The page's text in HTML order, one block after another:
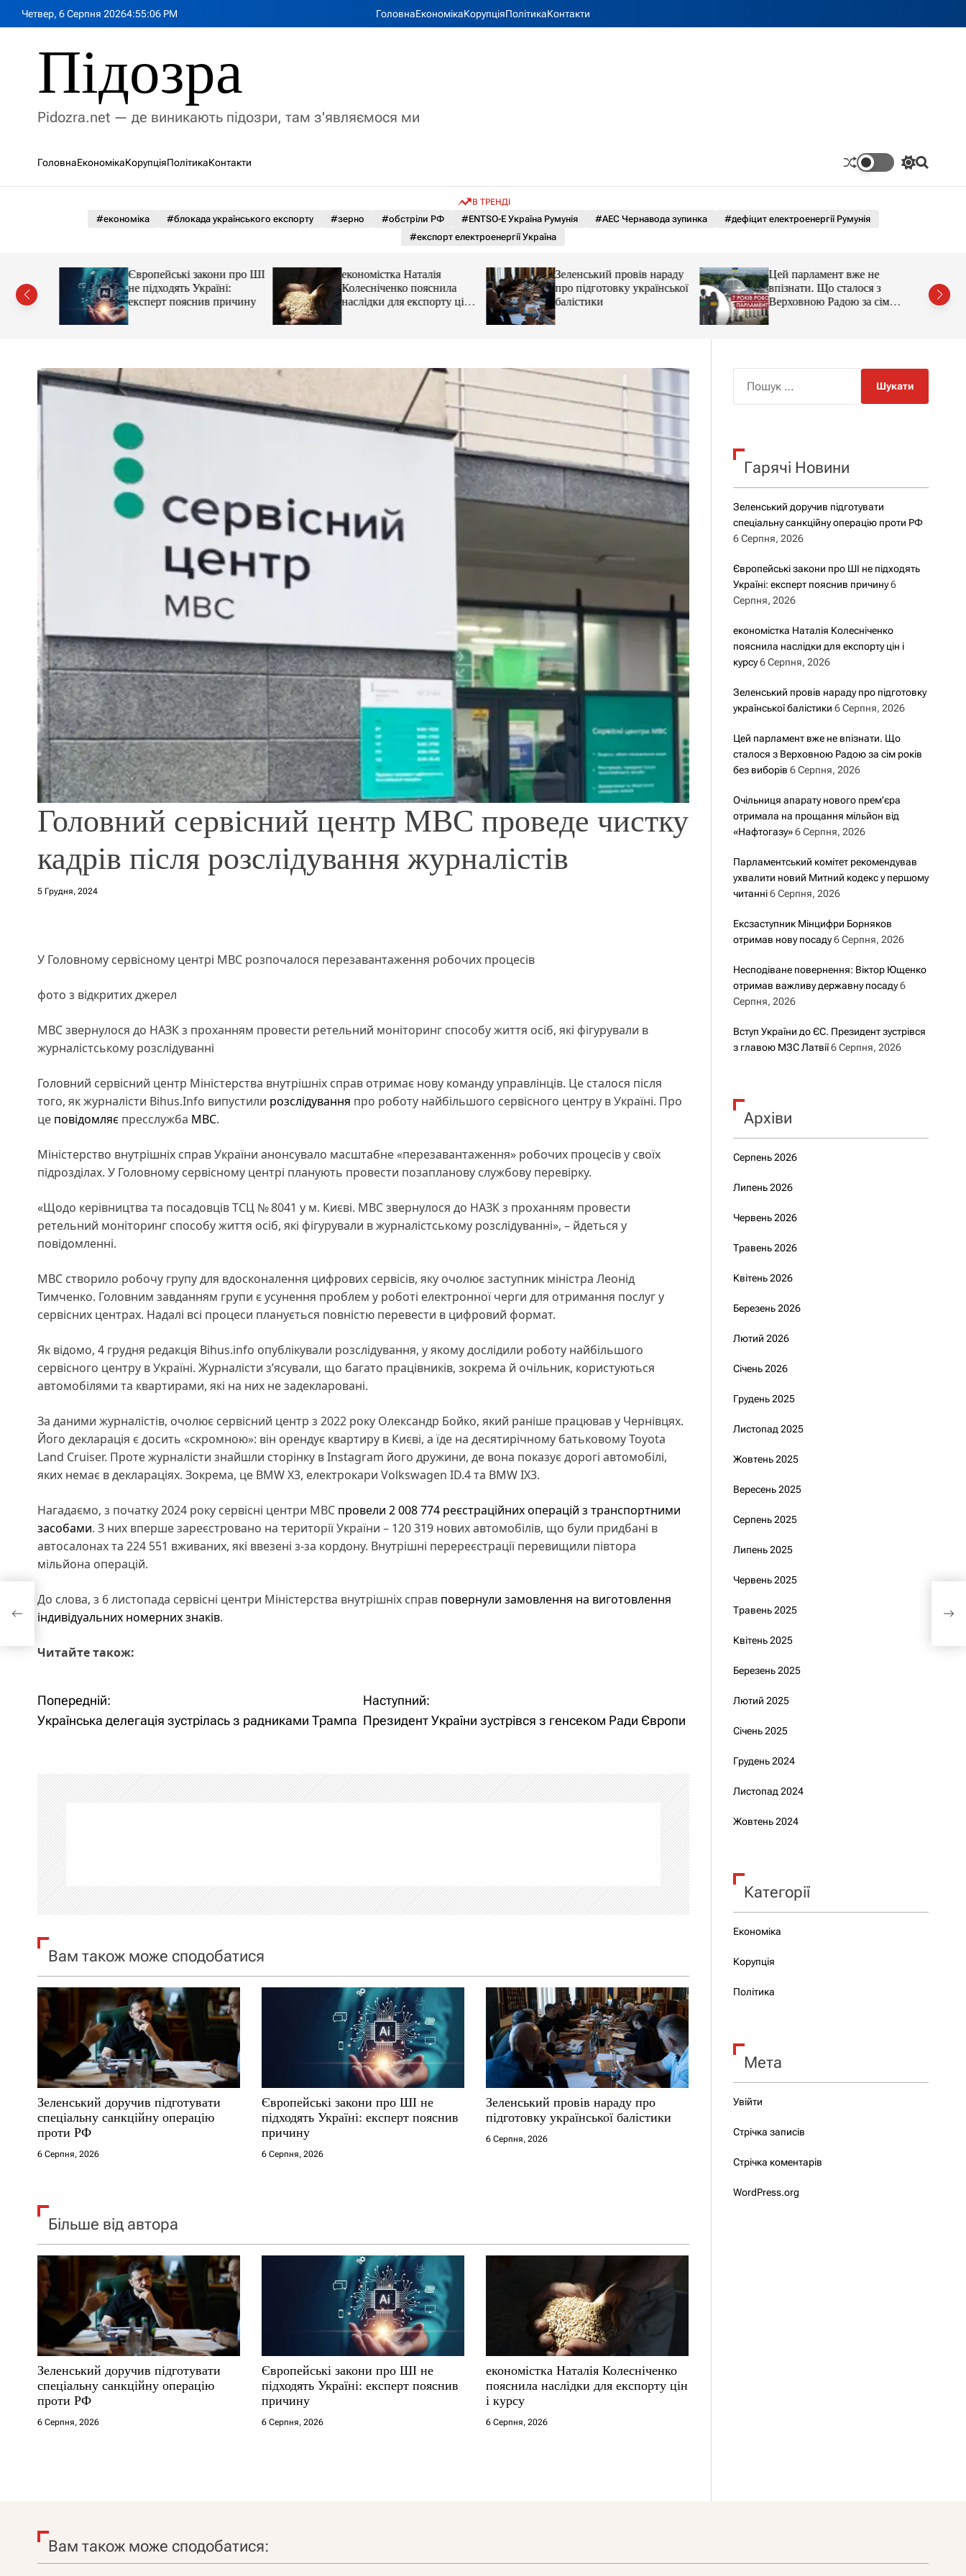
Четвер, 6 Серпня 20264:55:08 PM ГоловнаЕкономікаКорупціяПолітикаКонтакти
Підозра
Pidozra.net — де виникають підозри, там з'являємося ми
ГоловнаЕкономікаКорупціяПолітикаКонтакти
П
л
г
П
В ТРЕНДІ
#економіка #блокада українського експорту #зерно #обстріли РФ #ENTSO-E Україна Румунія #АЕС Чернавода зупинка
#дефіцит електроенергії Румунія
#експорт електроенергії Україна
проти
Європейські закони про ШІ
не підходять Україні:
експерт пояснив причину
економістка Наталія
Колесніченко пояснила
наслідки для експорту цін і
Зеленський провів нараду
про підготовку української
балістики
Цей парламент вже не
впізнати. Що сталося з
Верховною Радою за сім
років без виборів
Головний сервісний центр МВС проведе чистку
кадрів після розслідування журналістів
5 Грудня, 2024
У Головному сервісному центрі МВС розпочалося перезавантаження робочих процесів
фото з відкритих джерел
МВС звернулося до НАЗК з проханням провести ретельний моніторинг способу життя осіб, які фігурували в
журналістському розслідуванні
Головний сервісний центр Міністерства внутрішніх справ отримає нову команду управлінців. Це сталося після
того, як журналісти Bihus.Info випустили розслідування про роботу найбільшого сервісного центру в Україні. Про
це повідомляє пресслужба МВС.
Міністерство внутрішніх справ України анонсувало масштабне «перезавантаження» робочих процесів у своїх
підрозділах. У Головному сервісному центрі планують провести позапланову службову перевірку.
«Щодо керівництва та посадовців ТСЦ № 8041 у м. Києві. МВС звернулося до НАЗК з проханням провести
ретельний моніторинг способу життя осіб, які фігурували в журналістському розслідуванні», – йдеться у
повідомленні.
МВС створило робочу групу для вдосконалення цифрових сервісів, яку очолює заступник міністра Леонід
Тимченко. Головним завданням групи є усунення проблем у роботі електронної черги для отримання послуг у
сервісних центрах. Надалі всі процеси планується повністю перевести в цифровий формат.
Як відомо, 4 грудня редакція Bihus.info опублікували розслідування, у якому дослідили роботу найбільшого
сервісного центру в Україні. Журналісти з’ясували, що багато працівників, зокрема й очільник, користуються
автомобілями та квартирами, які на них не задекларовані.
За даними журналістів, очолює сервісний центр з 2022 року Олександр Бойко, який раніше працював у Чернівцях.
Його декларація є досить «скромною»: він орендує квартиру в Києві, а їде на десятирічному батьковому Toyota
Land Cruiser. Проте журналісти знайшли сторінку в Instagram його дружини, де вона показує дорогі автомобілі,
яких немає в деклараціях. Зокрема, це BMW X3, електрокари Volkswagen ID.4 та BMW IX3.
Нагадаємо, з початку 2024 року сервісні центри МВС провели 2 008 774 реєстраційних операцій з транспортними
засобами. З них вперше зареєстровано на території України – 120 319 нових автомобілів, що були придбані в
автосалонах та 224 551 вживаних, які ввезені з-за кордону. Внутрішні перереєстрації перевищили півтора
мільйона операцій.
До слова, з 6 листопада сервісні центри Міністерства внутрішніх справ повернули замовлення на виготовлення
індивідуальних номерних знаків.
Читайте також:
Н
і
г
а
ц
і
я
з
а
п
и
с
і
Попередній:
Українська делегація зустрілась з радниками Трампа
Наступний:
Президент України зустрівся з генсеком Ради Європи
Вам також може сподобатися
Зеленський доручив підготувати
спеціальну санкційну операцію
проти РФ
6 Серпня, 2026
Європейські закони про ШІ не
підходять Україні: експерт пояснив
причину
6 Серпня, 2026
Зеленський провів нараду про
підготовку української балістики
6 Серпня, 2026
Більше від автора
Зеленський доручив підготувати
спеціальну санкційну операцію
проти РФ
6 Серпня, 2026
Європейські закони про ШІ не
підходять Україні: експерт пояснив
причину
6 Серпня, 2026
економістка Наталія Колесніченко
пояснила наслідки для експорту цін
і курсу
6 Серпня, 2026
к
Гарячі Новини
Зеленський доручив підготувати
спеціальну санкційну операцію проти РФ
6 Серпня, 2026
Європейські закони про ШІ не підходять
Україні: експерт пояснив причину 6
Серпня, 2026
економістка Наталія Колесніченко
пояснила наслідки для експорту цін і
курсу 6 Серпня, 2026
Зеленський провів нараду про підготовку
української балістики 6 Серпня, 2026
Цей парламент вже не впізнати. Що
сталося з Верховною Радою за сім років
без виборів 6 Серпня, 2026
Очільниця апарату нового прем’єра
отримала на прощання мільйон від
«Нафтогазу» 6 Серпня, 2026
Парламентський комітет рекомендував
ухвалити новий Митний кодекс у першому
читанні 6 Серпня, 2026
Ексзаступник Мінцифри Борняков
отримав нову посаду 6 Серпня, 2026
Несподіване повернення: Віктор Ющенко
отримав важливу державну посаду 6
Серпня, 2026
Вступ України до ЄС. Президент зустрівся
з главою МЗС Латвії 6 Серпня, 2026
Архіви
Серпень 2026
Липень 2026
Червень 2026
Травень 2026
Квітень 2026
Березень 2026
Лютий 2026
Січень 2026
Грудень 2025
Листопад 2025
Жовтень 2025
Вересень 2025
Серпень 2025
Липень 2025
Червень 2025
Травень 2025
Квітень 2025
Березень 2025
Лютий 2025
Січень 2025
Грудень 2024
Листопад 2024
Жовтень 2024
Категорії
Економіка
Корупція
Політика
Мета
Увійти
Стрічка записів
Стрічка коментарів
WordPress.org
Вам також може сподобатися: